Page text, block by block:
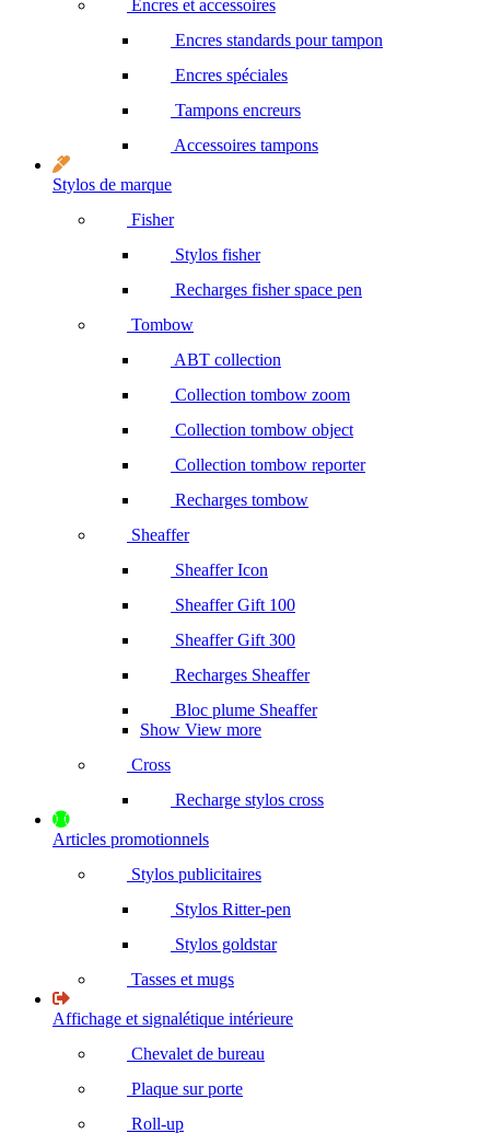
Encres et accessoires
Encres standards pour tampon
Encres spéciales
Tampons encreurs
Accessoires tampons
Stylos de marque
Fisher
Stylos fisher
Recharges fisher space pen
Tombow
ABT collection
Collection tombow zoom
Collection tombow object
Collection tombow reporter
Recharges tombow
Sheaffer
Sheaffer Icon
Sheaffer Gift 100
Sheaffer Gift 300
Recharges Sheaffer
Bloc plume Sheaffer
Show View more
Cross
Recharge stylos cross
Articles promotionnels
Stylos publicitaires
Stylos Ritter-pen
Stylos goldstar
Tasses et mugs
Affichage et signalétique intérieure
Chevalet de bureau
Plaque sur porte
Roll-up